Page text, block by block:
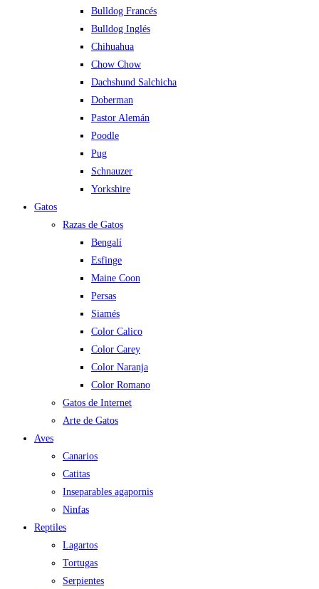
Bulldog Francés
Bulldog Inglés
Chihuahua
Chow Chow
Dachshund Salchicha
Doberman
Pastor Alemán
Poodle
Pug
Schnauzer
Yorkshire
Gatos
Razas de Gatos
Bengalí
Esfinge
Maine Coon
Persas
Siamés
Color Calico
Color Carey
Color Naranja
Color Romano
Gatos de Internet
Arte de Gatos
Aves
Canarios
Catitas
Inseparables agapornis
Ninfas
Reptiles
Lagartos
Tortugas
Serpientes